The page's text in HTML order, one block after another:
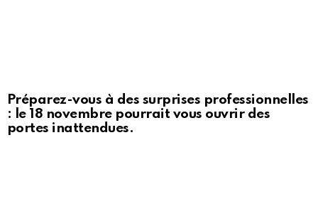
Préparez-vous à des surprises professionnelles
: le 18 novembre pourrait vous ouvrir des
portes inattendues.